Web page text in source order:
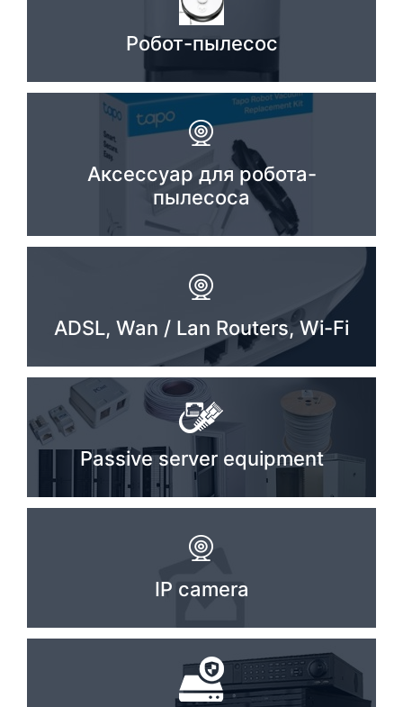
Робот-пылесос
Аксессуар для робота-
пылесоса
ADSL, Wan / Lan Routers, Wi-Fi
Passive server equipment
IP camera